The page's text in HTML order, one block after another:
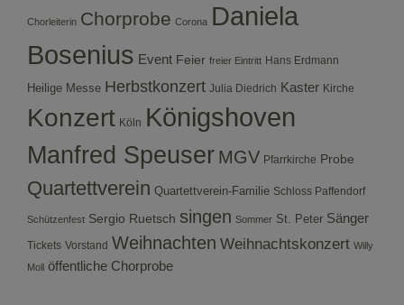
Chorleiterin Chorprobe Corona Daniela
Bosenius Event Feier freier Eintritt Hans Erdmann
Heilige Messe Herbstkonzert Julia Diedrich Kaster Kirche
Konzert Köln Königshoven
Manfred Speuser MGV Pfarrkirche Probe
Quartettverein Quartettverein-Familie Schloss Paffendorf
Schützenfest Sergio Ruetsch singen Sommer St. Peter Sänger
Tickets Vorstand Weihnachten Weihnachtskonzert Willy
Moll
öffentliche Chorprobe